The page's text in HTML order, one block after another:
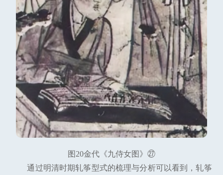
图20金代《九侍女图》㉗
通过明清时期轧筝型式的梳理与分析可以看到，轧筝